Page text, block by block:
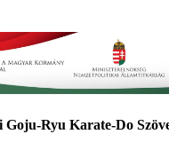
Goju-Ryu Karate-Do